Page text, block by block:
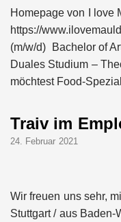
Homepage von I love
https://
(m/w/d) Bachelor of
Duales Studium –
möchtest Food-
Traiv im
24. Februar 2021
Wir freuen uns sehr,
Stuttgart / aus Baden-